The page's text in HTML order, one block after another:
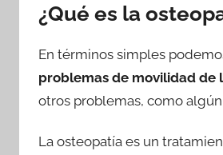
¿Qué es la
En términos simples
problemas de movilidad de
otros problemas, como
La osteopatía es un